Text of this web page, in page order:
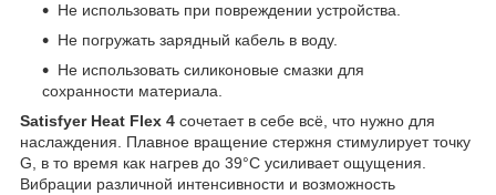
Не использовать при повреждении устройства.
Не погружать зарядный кабель в воду.
Не использовать силиконовые смазки для
сохранности материала.
Satisfyer Heat Flex 4 сочетает в себе всё, что нужно для
наслаждения. Плавное вращение стержня стимулирует точку
G, в то время как нагрев до 39°C усиливает ощущения.
Вибрации различной интенсивности и возможность